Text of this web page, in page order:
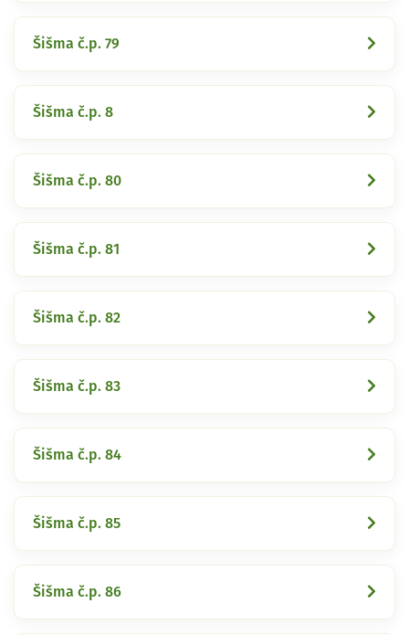
Šišma č.p. 79
Šišma č.p. 8
Šišma č.p. 80
Šišma č.p. 81
Šišma č.p. 82
Šišma č.p. 83
Šišma č.p. 84
Šišma č.p. 85
Šišma č.p. 86